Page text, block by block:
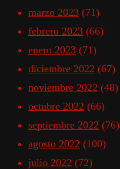
marzo 2023 (71)
febrero 2023 (66)
enero 2023 (71)
diciembre 2022 (67)
noviembre 2022 (48)
octubre 2022 (66)
septiembre 2022 (76)
agosto 2022 (100)
julio 2022 (72)